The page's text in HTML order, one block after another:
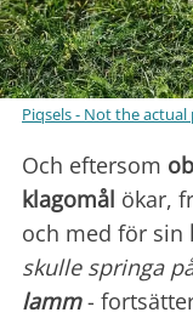
Piqsels - Not the
Och eftersom
klagomål ökar,
och med för sin
skulle springa
lamm-